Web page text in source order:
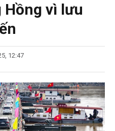
Hồng vì lưu
12:47